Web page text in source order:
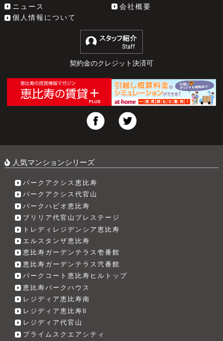
ニュース
会社概要
個人情報について
契約金のクレジット決済可
人気マンションシリーズ
パークアクシス恵比寿
パークアクシス代官山
パークハビオ恵比寿
ブリリア代官山プレステージ
トレディレジデンシア恵比寿
エルスタンザ恵比寿
恵比寿ガーデンテラス壱番館
恵比寿ガーデンテラス弐番館
パークコート恵比寿ヒルトップ
恵比寿パークハウス
レジディア恵比寿南
レジディア恵比寿Ⅱ
レジディア代官山
プライムスクエアシティ